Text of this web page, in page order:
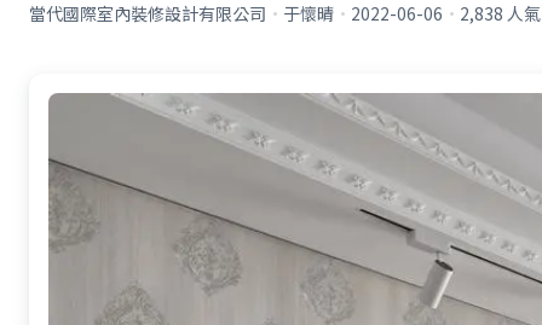
當代國際室內裝修設計有限公司 · 于懷晴 · 2022-06-06 · 2,838 人氣